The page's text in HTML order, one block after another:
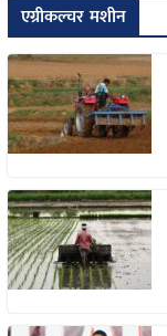
एग्रीकल्चर मशीन